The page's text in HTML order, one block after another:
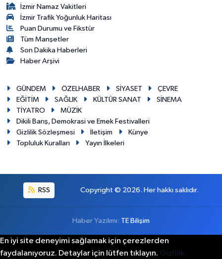
İzmir Namaz Vakitleri
İzmir Trafik Yoğunluk Haritası
Puan Durumu ve Fikstür
Tüm Manşetler
Son Dakika Haberleri
Haber Arşivi
GÜNDEM ÖZELHABER SİYASET
ÇEVRE
EĞİTİM
SAĞLIK KÜLTÜR SANAT
SİNEMA
TİYATRO
MÜZİK
Dikili Barış, Demokrasi ve Emek Festivalleri
Gizlilik Sözleşmesi
İletişim
Künye
Topluluk Kuralları
Yayın İlkeleri
RSS Copyright © 2026. Her hakkı saklıdır.
Haber Yazılımı: TE Bilişim
En iyi site deneyimi sağlamak için çerezlerden
faydalanıyoruz. Detaylar için lütfen tıklayın. Gizlilik